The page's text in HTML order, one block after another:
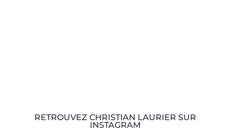
RETROUVEZ CHRISTIAN LAURIER SUR
INSTAGRAM